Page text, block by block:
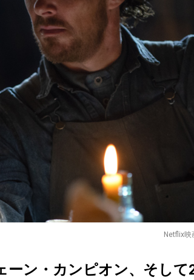
Netflix映
ーン・カンピオン、そし